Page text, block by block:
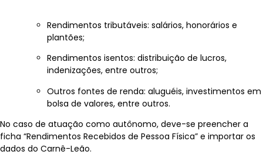
Rendimentos tributáveis: salários, honorários e
plantões;
Rendimentos isentos: distribuição de lucros,
indenizações, entre outros;
Outros fontes de renda: aluguéis, investimentos em
bolsa de valores, entre outros.
No caso de atuação como autônomo, deve-se preencher a
ficha “Rendimentos Recebidos de Pessoa Física” e importar os
dados do Carnê-Leão.